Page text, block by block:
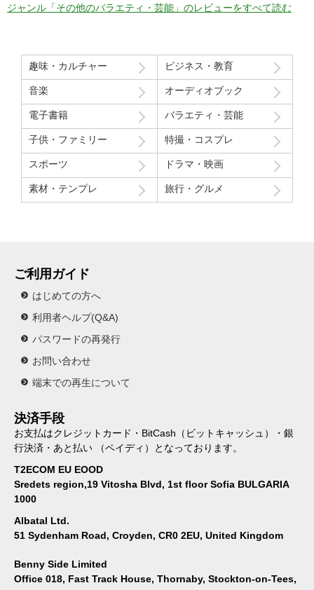
う」という趣旨の発言と「パイを食らう事はなんとも無い」とい
う趣旨の２つの部分ちょっと気分下がってしまったw
Route207さんいつも良い作品をありがとうございます！
初レビューですが、よく購入させて貰ってます！
ジャンル「その他のバラエティ・芸能」のレビューをすべて読む
趣味・カルチャー ビジネス・教育
音楽 オーディオブック
電子書籍 バラエティ・芸能
子供・ファミリー 特撮・コスプレ
スポーツ ドラマ・映画
素材・テンプレ 旅行・グルメ
ご利用ガイド
はじめての方へ
利用者ヘルプ(Q&A)
パスワードの再発行
お問い合わせ
端末での再生について
決済手段
お支払はクレジットカード・BitCash（ビットキャッシュ）・銀
行決済・あと払い （ペイディ）となっております。
T2ECOM EU EOOD
Sredets region,19 Vitosha Blvd, 1st floor Sofia BULGARIA
1000
Albatal Ltd.
51 Sydenham Road, Croyden, CR0 2EU, United Kingdom
Benny Side Limited
Office 018, Fast Track House, Thornaby, Stockton-on-Tees,